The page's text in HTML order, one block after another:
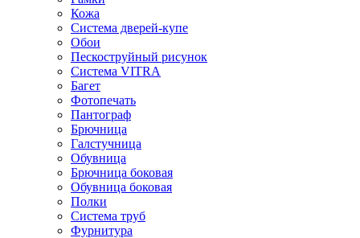
Кожа
Система дверей-купе
Обои
Пескоструйный рисунок
Система VITRA
Багет
Фотопечать
Пантограф
Брючница
Галстучница
Обувница
Брючница боковая
Обувница боковая
Полки
Система труб
Фурнитура